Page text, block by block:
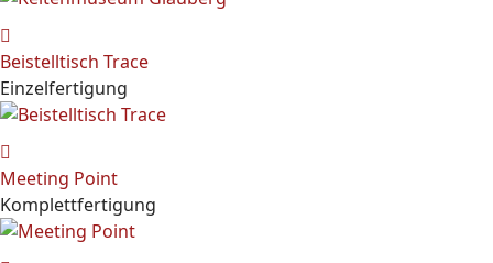
Beistelltisch Trace
Einzelfertigung
Meeting Point
Komplettfertigung